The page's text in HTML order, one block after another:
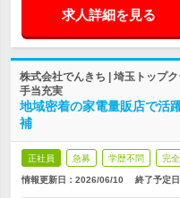
求人詳細を見る
株式会社でんきち | 埼玉トップ
手当充実
地域密着の家電量販店で活
補
正社員 急募 学歴不問 完
情報更新日：2026/06/10 終了予定日